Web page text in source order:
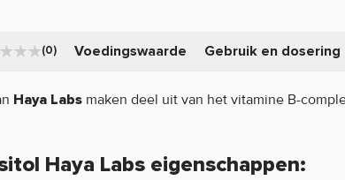
(0) Voedingswaarde Gebruik en dosering
Haya Labs maken deel uit van het vitamine B-
Haya Labs eigenschappen: